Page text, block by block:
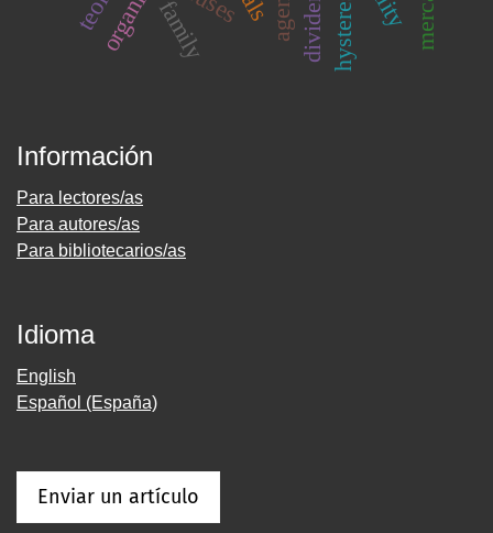
family hysteresis
Información
Para lectores/as
Para autores/as
Para bibliotecarios/as
Idioma
English
Español (España)
Enviar un artículo